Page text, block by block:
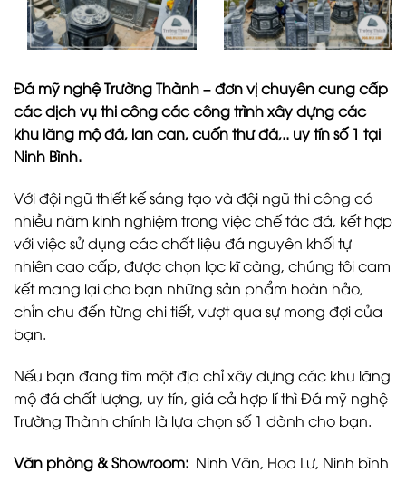
Đá mỹ nghệ Trường Thành – đơn vị chuyên cung cấp
các dịch vụ thi công các công trình xây dựng các
khu lăng mộ đá, lan can, cuốn thư đá,.. uy tín số 1 tại
Ninh Bình.
Với đội ngũ thiết kế sáng tạo và đội ngũ thi công có
nhiều năm kinh nghiệm trong việc chế tác đá, kết hợp
với việc sử dụng các chất liệu đá nguyên khối tự
nhiên cao cấp, được chọn lọc kĩ càng, chúng tôi cam
kết mang lại cho bạn những sản phẩm hoàn hảo,
chỉn chu đến từng chi tiết, vượt qua sự mong đợi của
bạn.
Nếu bạn đang tìm một địa chỉ xây dựng các khu lăng
mộ đá chất lượng, uy tín, giá cả hợp lí thì Đá mỹ nghệ
Trường Thành chính là lựa chọn số 1 dành cho bạn.
Văn phòng & Showroom: Ninh Vân, Hoa Lư, Ninh bình